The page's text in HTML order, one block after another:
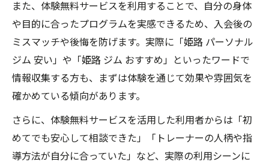
また、体験無料サービスを利用することで、自分の身体
や目的に合ったプログラムを実感できるため、入会後の
ミスマッチや後悔を防げます。実際に「姫路 パーソナル
ジム 安い」や「姫路 ジム おすすめ」といったワードで
情報収集する方も、まずは体験を通じて効果や雰囲気を
確かめている傾向があります。
さらに、体験無料サービスを活用した利用者からは「初
めてでも安心して相談できた」「トレーナーの人柄や指
導方法が自分に合っていた」など、実際の利用シーンに